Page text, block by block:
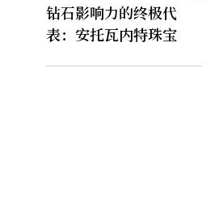
钻石影响力的终极代
表：安托瓦内特珠宝